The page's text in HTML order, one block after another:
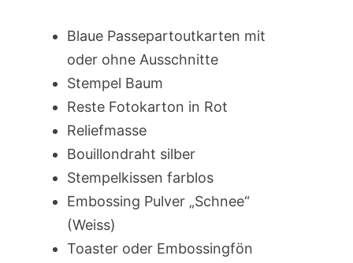
Blaue Passepartoutkarten mit
oder ohne Ausschnitte
Stempel Baum
Reste Fotokarton in Rot
Reliefmasse
Bouillondraht silber
Stempelkissen farblos
Embossing Pulver „Schnee“
(Weiss)
Toaster oder Embossingfön